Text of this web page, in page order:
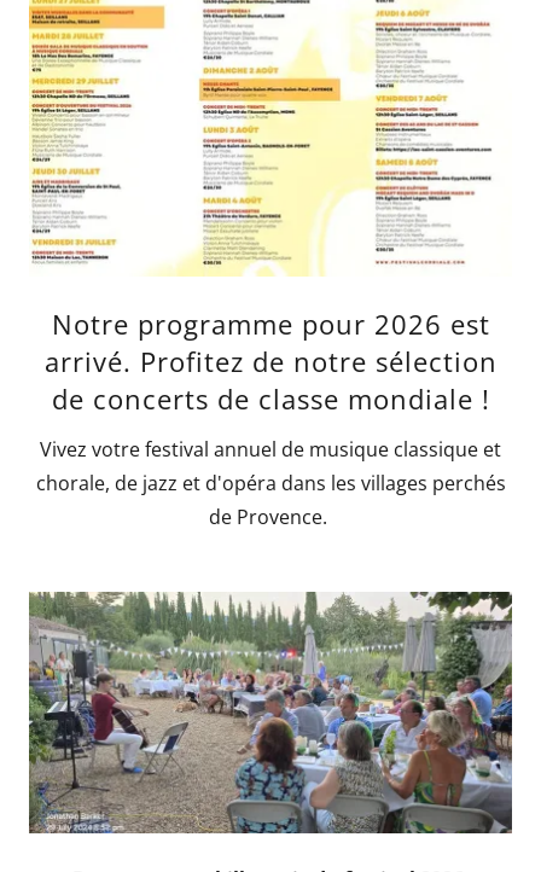
Notre programme pour 2026 est
arrivé. Profitez de notre sélection
de concerts de classe mondiale !
Vivez votre festival annuel de musique classique et
chorale, de jazz et d'opéra dans les villages perchés
de Provence.